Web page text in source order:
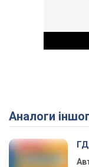
Аналоги